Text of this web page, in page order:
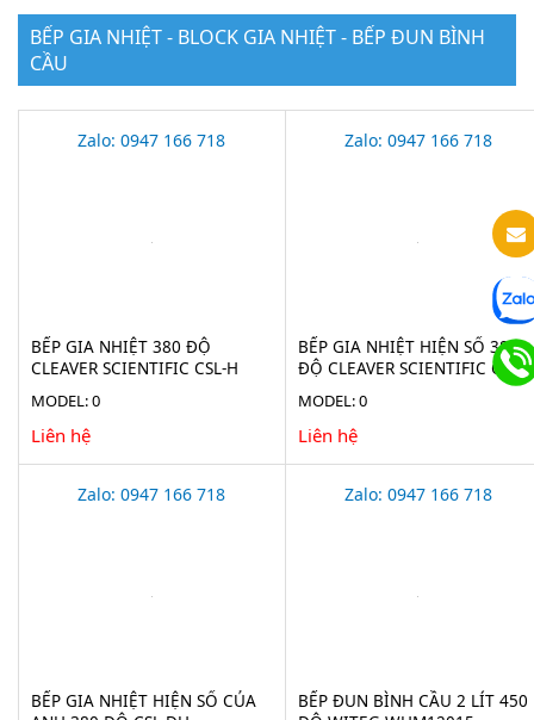
BẾP GIA NHIỆT - BLOCK GIA NHIỆT - BẾP ĐUN BÌNH
CẦU
Zalo: 0947 166 718
BẾP GIA NHIỆT 380 ĐỘ
CLEAVER SCIENTIFIC CSL-H
MODEL: 0
Liên hệ
Zalo: 0947 166 718
BẾP GIA NHIỆT HIỆN SỐ 380
ĐỘ CLEAVER SCIENTIFIC CSL-H
MODEL: 0
Liên hệ
Zalo: 0947 166 718
BẾP GIA NHIỆT HIỆN SỐ CỦA
Zalo: 0947 166 718
BẾP ĐUN BÌNH CẦU 2 LÍT 450